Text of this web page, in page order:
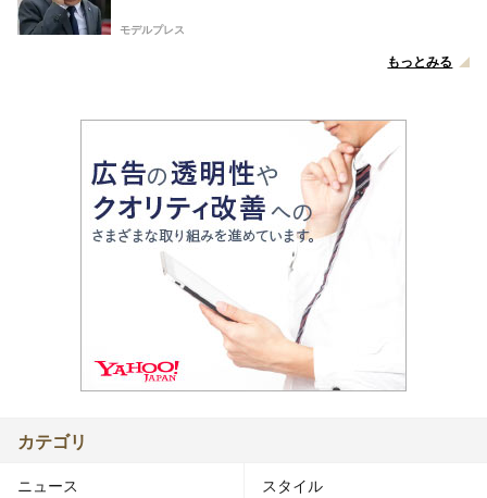
モデルプレス
もっとみる
カテゴリ
ニュース スタイル